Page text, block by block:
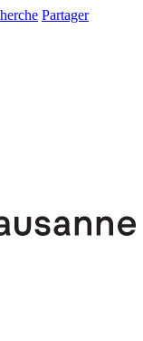
Partager